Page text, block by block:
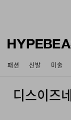
패션 신발 미술
디스이즈